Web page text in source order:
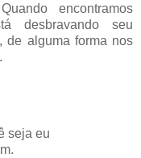
encontramos
desbravando seu
de alguma forma nos
seja eu